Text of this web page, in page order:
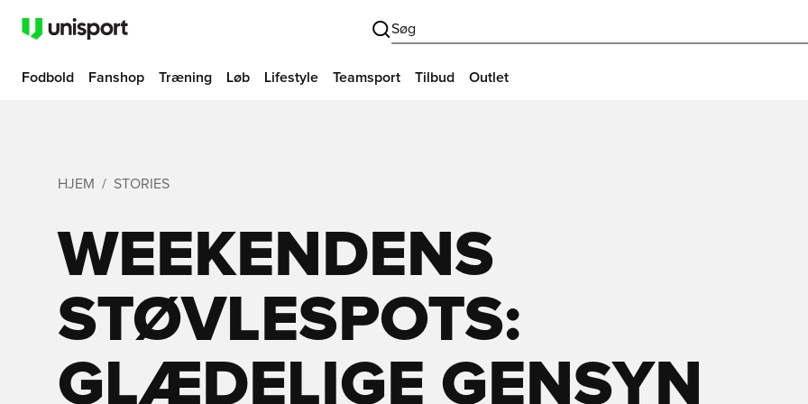
Søg
Fodbold Fanshop Træning Løb Lifestyle Teamsport Tilbud Outlet
HJEM STORIES
WEEKENDENS
STØVLESPOTS:
GLÆDELIGE GENSYN